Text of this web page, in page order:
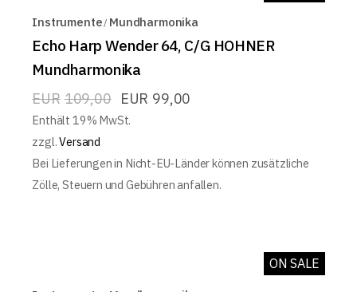
Instrumente Mundharmonika
Echo Harp Wender 64, C/G HOHNER
Mundharmonika
EUR 109,00 EUR 99,00
Enthält 19% MwSt.
zzgl.Versand
Bei Lieferungen in Nicht-EU-Länder können zusätzliche
Zölle, Steuern und Gebühren anfallen.
ON SALE